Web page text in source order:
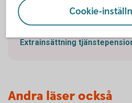
pension? Vi hjälper dig att se
och företaget.
Extrainsättning
Andra läser också
Cookie-